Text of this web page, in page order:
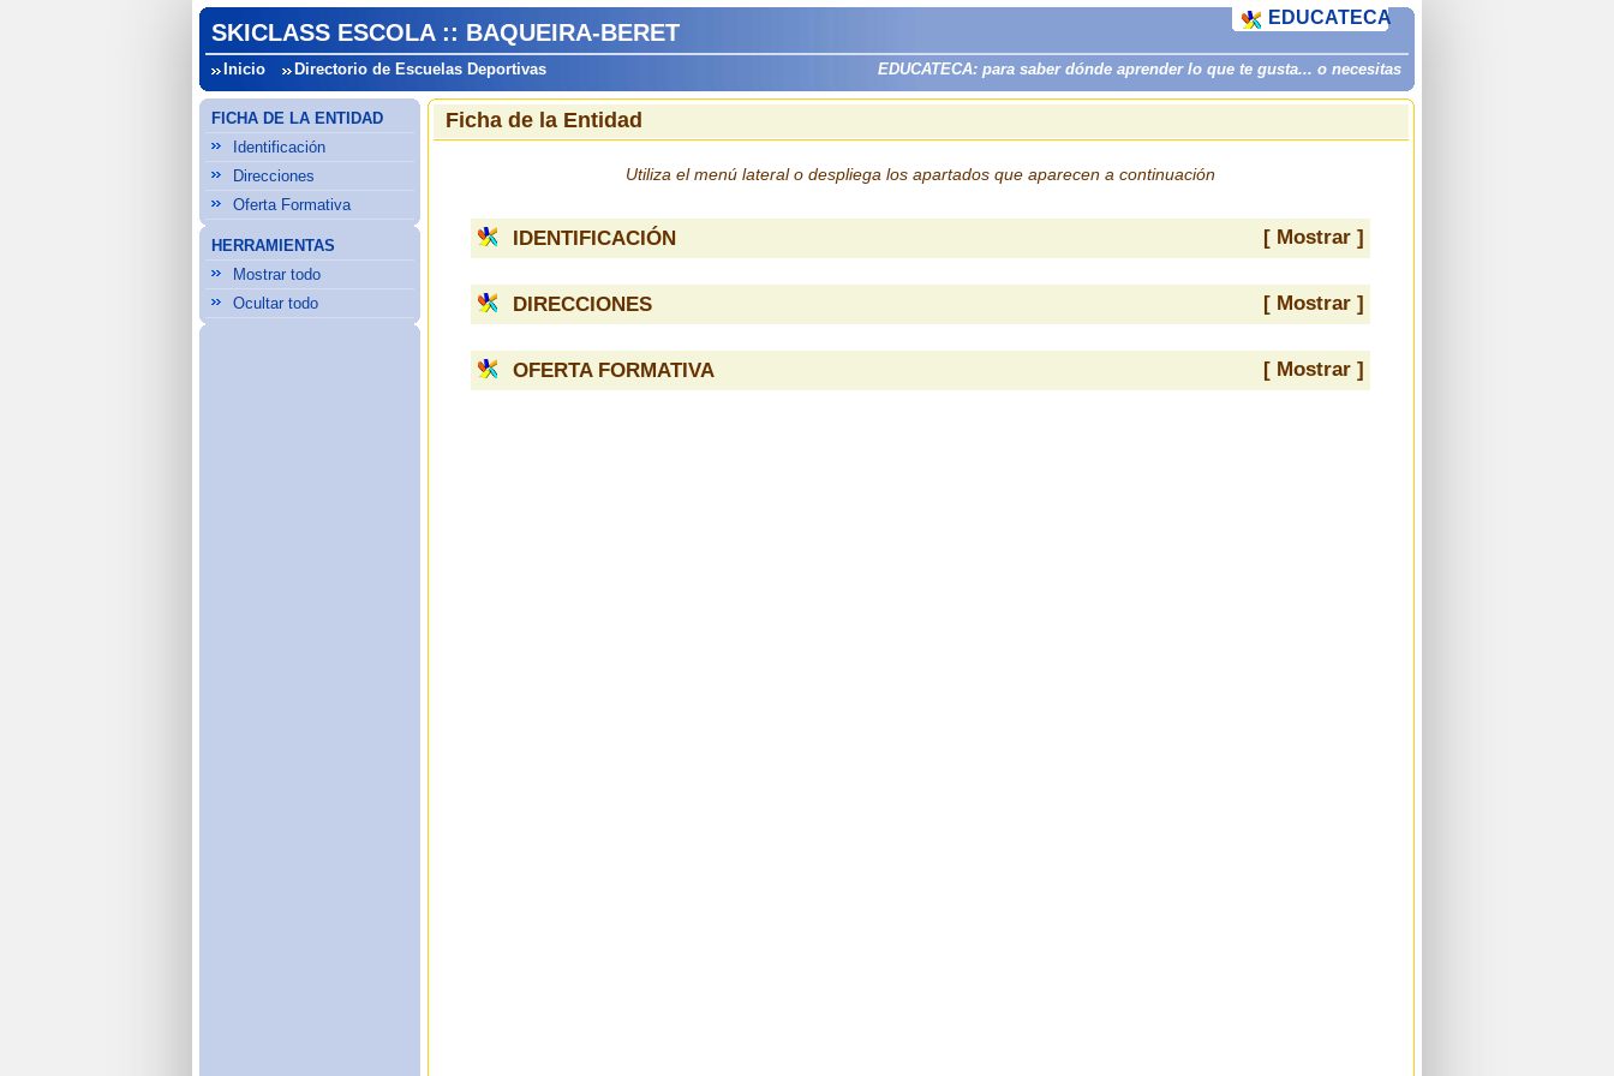
SKICLASS ESCOLA :: BAQUEIRA-BERET
Inicio Directorio de Escuelas Deportivas EDUCATECA: para saber dónde aprender lo que te gusta... o necesitas
EDUCATECA
FICHA DE LA ENTIDAD
Identificación
Direcciones
Oferta Formativa
HERRAMIENTAS
Mostrar todo
Ocultar todo
Ficha de la Entidad
Utiliza el menú lateral o despliega los apartados que aparecen a continuación
IDENTIFICACIÓN [ Mostrar ]
DIRECCIONES [ Mostrar ]
OFERTA FORMATIVA [ Mostrar ]